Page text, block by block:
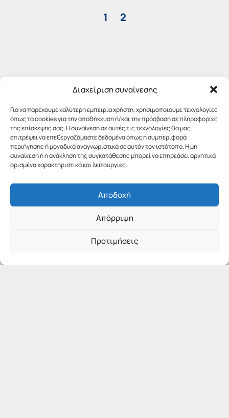
Διαχείριση συναίνεσης
Για να παρέχουμε καλύτερη εμπειρία χρήστη, χρησιμοποιούμε τεχνολογίες
όπως τα cookies για την αποθήκευση ή/και την πρόσβαση σε πληροφορίες
της επίσκεψης σας. Η συναίνεση σε αυτές τις τεχνολογίες θα μας
επιτρέψει να επεξεργαζόμαστε δεδομένα όπως η συμπεριφορά
περιήγησης ή μοναδικά αναγνωριστικά σε αυτόν τον ιστότοπο. Η μη
συναίνεση ή η ανάκληση της συγκατάθεσης μπορεί να επηρεάσει αρνητικά
ορισμένα χαρακτηριστικά και λειτουργίες.
Αποδοχή
Απόρριψη
Προτιμήσεις
1 2